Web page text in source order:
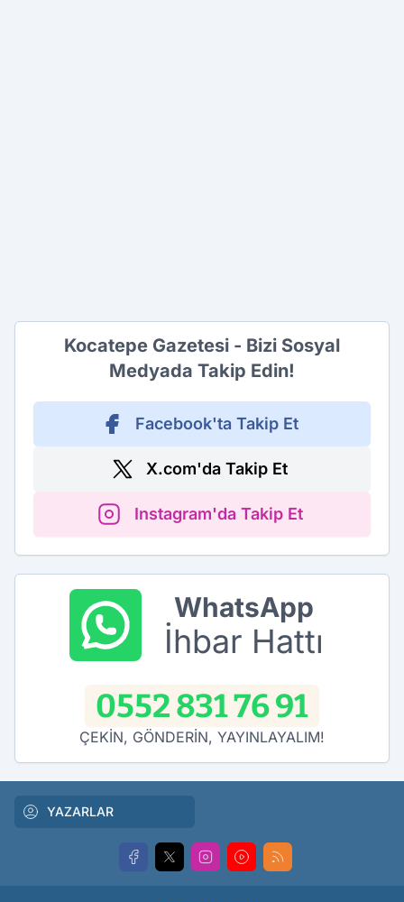
Kocatepe Gazetesi - Bizi Sosyal
Medyada Takip Edin!
Facebook'ta Takip Et
X.com'da Takip Et
Instagram'da Takip Et
WhatsApp
İhbar Hattı
0552 831 76 91
ÇEKİN, GÖNDERİN, YAYINLAYALIM!
YAZARLAR